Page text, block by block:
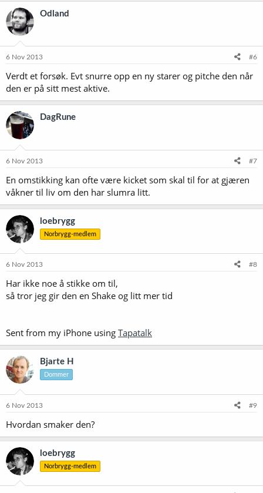
Odland
6 Nov 2013 #6
Verdt et forsøk. Evt snurre opp en ny starer og pitche den når
den er på sitt mest aktive.
DagRune
6 Nov 2013 #7
En omstikking kan ofte være kicket som skal til for at gjæren
våkner til liv om den har slumra litt.
loebrygg
Norbrygg-medlem
6 Nov 2013 #8
Har ikke noe å stikke om til,
så tror jeg gir den en Shake og litt mer tid
Sent from my iPhone using Tapatalk
Bjarte H
Dommer
6 Nov 2013 #9
Hvordan smaker den?
loebrygg
Norbrygg-medlem